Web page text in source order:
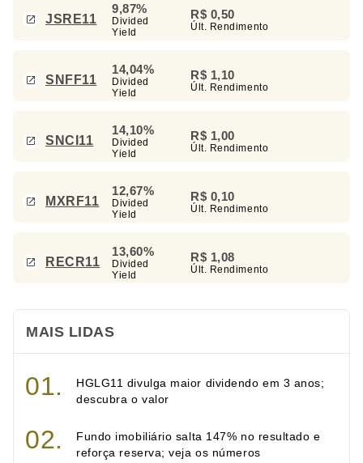
JSRE11
9,87%
Divided
Yield
R$ 0,50
Últ. Rendimento
SNFF11
14,04%
Divided
Yield
R$ 1,10
Últ. Rendimento
SNCI11
14,10%
Divided
Yield
R$ 1,00
Últ. Rendimento
MXRF11
12,67%
Divided
Yield
R$ 0,10
Últ. Rendimento
RECR11
13,60%
Divided
Yield
R$ 1,08
Últ. Rendimento
MAIS LIDAS
HGLG11 divulga maior dividendo em 3 anos;
descubra o valor
Fundo imobiliário salta 147% no resultado e
reforça reserva; veja os números